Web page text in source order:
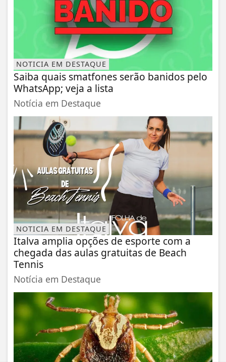
NOTICIA EM DESTAQUE
Saiba quais smatfones serão banidos pelo
WhatsApp; veja a lista
Notícia em Destaque
NOTICIA EM DESTAQUE
Italva amplia opções de esporte com a
chegada das aulas gratuitas de Beach
Tennis
Notícia em Destaque